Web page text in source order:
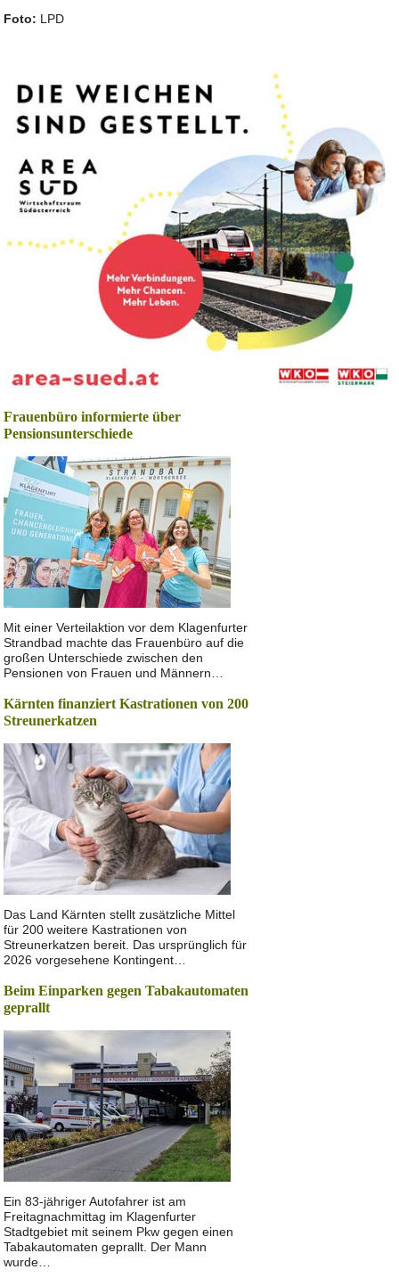
Foto: LPD
Frauenbüro informierte über
Pensionsunterschiede
Mit einer Verteilaktion vor dem Klagenfurter
Strandbad machte das Frauenbüro auf die
großen Unterschiede zwischen den
Pensionen von Frauen und Männern…
Kärnten finanziert Kastrationen von 200
Streunerkatzen
Das Land Kärnten stellt zusätzliche Mittel
für 200 weitere Kastrationen von
Streunerkatzen bereit. Das ursprünglich für
2026 vorgesehene Kontingent…
Beim Einparken gegen Tabakautomaten
geprallt
Ein 83-jähriger Autofahrer ist am
Freitagnachmittag im Klagenfurter
Stadtgebiet mit seinem Pkw gegen einen
Tabakautomaten geprallt. Der Mann
wurde…